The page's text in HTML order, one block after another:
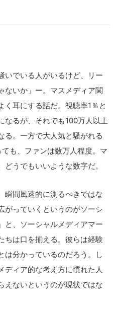
でいる人がいるけど、リー
ないか」ー。マスメディア関
耳にする話だ。視聴率1％と
なるが、それでも100万人以上
る。一方で大人気と騒がれる
も、ファンは数万人程度。マ
うでもいいような数字だ。
間風速的に測るべきではな
がっていくというのがソーシ
と、ソーシャルメディアマー
ちは口を揃える。彼らは経験
は分かっているのだろう。し
ディア的な考え方に慣れた人
えないというのが現状ではな